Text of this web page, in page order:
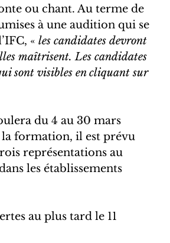
ou chant. Au terme de
à une audition qui se
« les candidates devront
maîtrisent. Les candidates
sont visibles en cliquant sur
du 4 au 30 mars
la formation, il est prévu
représentations au
les établissements
au plus tard le 11